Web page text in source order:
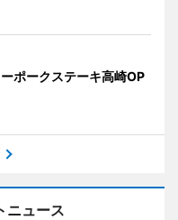
ポークステーキ高崎OP
ニュース